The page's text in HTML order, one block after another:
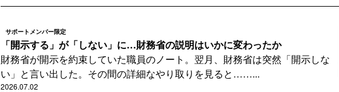
サポートメンバー限定
「開示する」が「しない」に…財務省の説明はいかに変わったか
財務省が開示を約束していた職員のノート。翌月、財務省は突然「開示しな
い」と言い出した。その間の詳細なやり取りを見ると……...
2026.07.02